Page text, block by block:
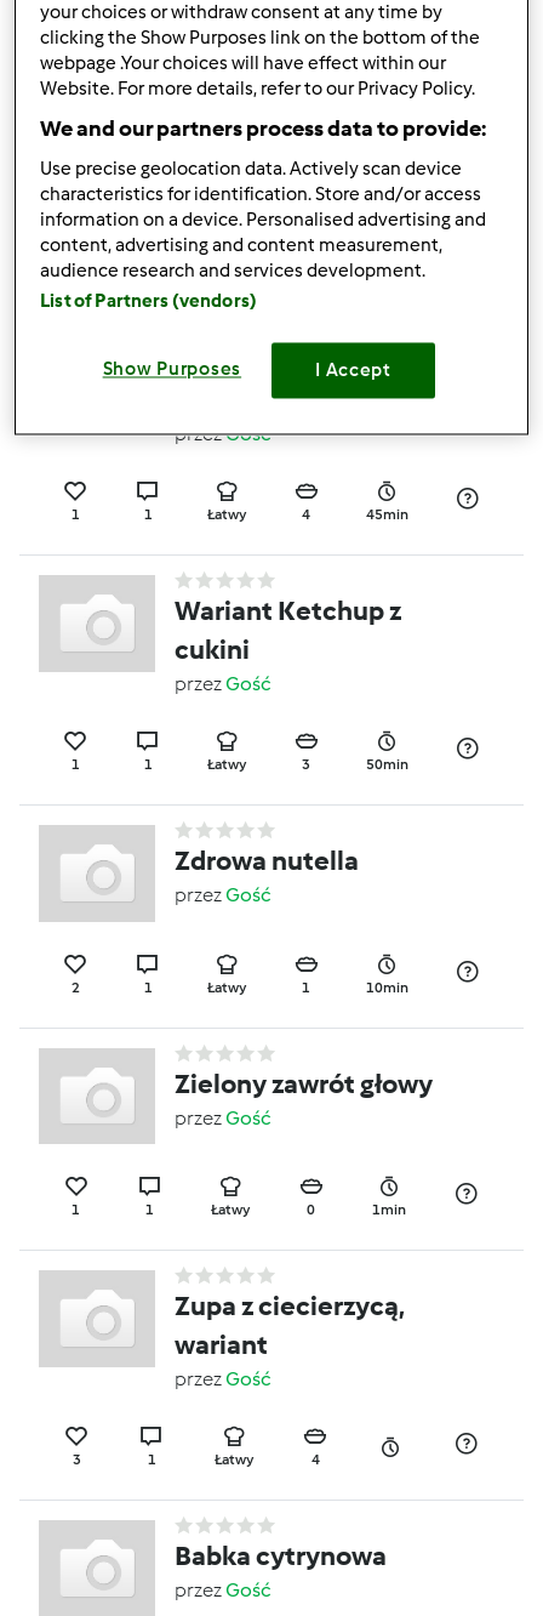
0 1 Łatwy 1 1min
Mleko ryzowe
przezGość
2 1 -- --
Vellutata z ziemniakòw,
kalafiora i dyni
przezGość
1 1 Łatwy 4 45min
Wariant Ketchup z
cukini
przezGość
1 1 Łatwy 3 50min
Zdrowa nutella
przezGość
2 1 Łatwy 1 10min
Zielony zawrót głowy
przezGość
1 1 Łatwy 0 1min
Zupa z ciecierzycą,
wariant
przezGość
3 1 Łatwy 4
Babka cytrynowa
przezGość
your choices or withdraw consent at any time by
clicking the Show Purposes link on the bottom of the
webpage .Your choices will have effect within our
Website. For more details, refer to our Privacy Policy.
We and our partners process data to provide:
Use precise geolocation data. Actively scan device
characteristics for identification. Store and/or access
information on a device. Personalised advertising and
content, advertising and content measurement,
audience research and services development.
List of Partners (vendors)
Show Purposes I Accept